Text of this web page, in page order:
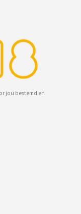
jou bestemd en